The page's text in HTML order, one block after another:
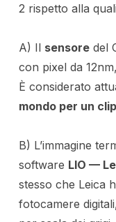
2 rispetto alla
A) Il sensoredel
con pixel da
È considerato
mondo per un
B) L’immagine
software LIO —
stesso che Leica
fotocamere